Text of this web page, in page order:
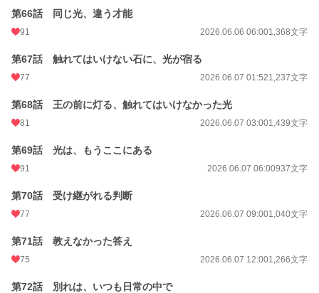
第66話 同じ光、違う才能
91 2026.06.06 06:001,368文字
第67話 触れてはいけない石に、光が宿る
77 2026.06.07 01:521,237文字
第68話 王の前に灯る、触れてはいけなかった光
81 2026.06.07 03:001,439文字
第69話 光は、もうここにある
91 2026.06.07 06:00937文字
第70話 受け継がれる判断
77 2026.06.07 09:001,040文字
第71話 教えなかった答え
75 2026.06.07 12:001,266文字
第72話 別れは、いつも日常の中で